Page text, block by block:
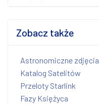
Zobacz także
Astronomiczne zdjęcia
Katalog Satelitów
Przeloty Starlink
Fazy Księżyca